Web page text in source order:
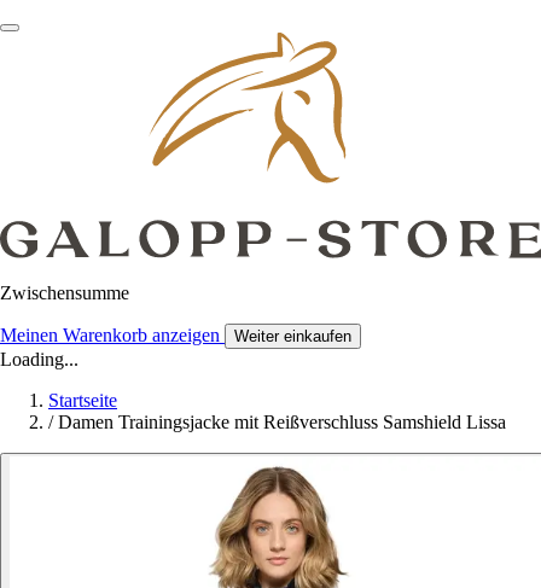
Zwischensumme
Meinen Warenkorb anzeigen Weiter einkaufen
Loading...
Startseite
/ Damen Trainingsjacke mit Reißverschluss Samshield Lissa